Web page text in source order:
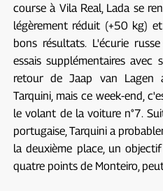
course à Vila Real, Lada se
légèrement réduit (+50 kg)
bons résultats. L'écurie
essais supplémentaires avec
retour de Jaap van Lagen
Tarquini, mais ce week-end,
le volant de la voiture n°7.
portugaise, Tarquini a
la deuxième place, un
quatre points de Monteiro,